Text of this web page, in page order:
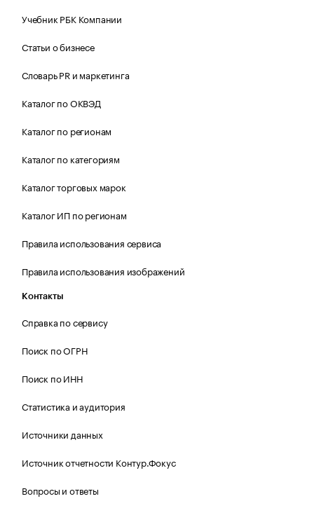
Учебник РБК Компании
Статьи о бизнесе
Словарь PR и маркетинга
Каталог по ОКВЭД
Каталог по регионам
Каталог по категориям
Каталог торговых марок
Каталог ИП по регионам
Правила использования сервиса
Правила использования изображений
Контакты
Справка по сервису
Поиск по ОГРН
Поиск по ИНН
Статистика и аудитория
Источники данных
Источник отчетности Контур.Фокус
Вопросы и ответы